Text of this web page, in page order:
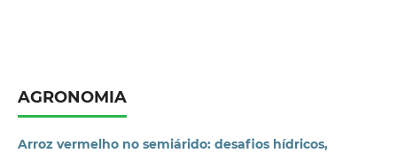
AGRONOMIA
Arroz vermelho no semiárido: desafios hídricos,